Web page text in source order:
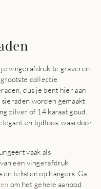
vingerafdruk te graveren
collectie
dus je bent hier aan
worden gemaakt
zilver of 14 karaat goud.
en tijdloos, waardoor
vaak als
een vingerafdruk,
teksten op hangers. Ga
om het gehele aanbod